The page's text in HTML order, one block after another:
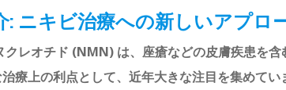
ニキビ治療への新しいアプロ
クレオチド (NMN) は、座瘡などの皮膚疾患を含
療上の利点として、近年大きな注目を集めてい